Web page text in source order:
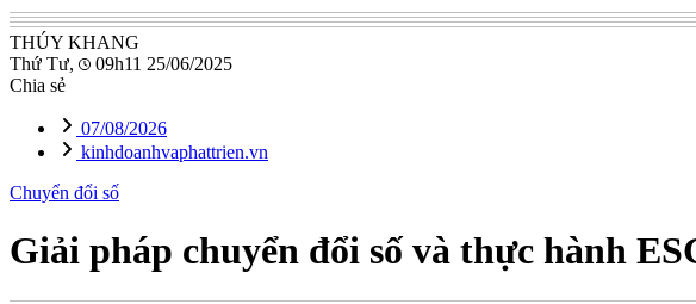
THÚY KHANG
Thứ Tư,
09h11 25/06/2025
Chia sẻ
07/08/2026
kinhdoanhvaphattrien.vn
Chuyển đổi số
Giải pháp chuyển đổi số và thực hành